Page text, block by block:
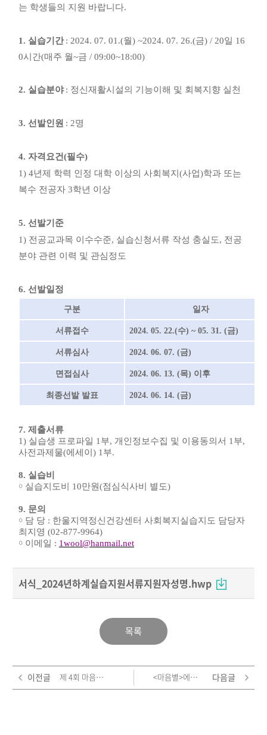
는 학생들의 지원 바랍니다.
1. 실습기간 : 2024. 07. 01.(월) ~2024. 07. 26.(금) / 20일 16
0시간(매주 월~금 / 09:00~18:00)
2. 실습분야 : 정신재활시설의 기능이해 및 회복지향 실천
3. 선발인원 : 2명
4. 자격요건(필수)
1) 4년제 학력 인정 대학 이상의 사회복지 (사업)학과 또는
복수 전공자 3학년 이상
5. 선발기준
1) 전공교과목 이수수준, 실습신청서류 작성 충실도, 전공
분야 관련 이력 및 관심정도
6. 선발일정
구분 일자
서류접수 2024. 05. 22.(수) ~ 05. 31. (금)
서류심사 2024. 06. 07. (금)
면접심사 2024. 06. 13. (목) 이후
최종선발 발표 2024. 06. 14. (금)
7. 제출서류
1) 실습생 프로파일 1 부, 개인정보수집 및 이용동의서 1 부,
사전과제물(에세이 ) 1 부.
8. 실습비
￮ 실습지도비 10만원(점심식사비 별도)
9. 문의
￮ 담 당 : 한울지역정신건강센터 사회복지실습지도 담당자
최지영 (02-877-9964)
￮ 이메일 : 1wool@hanmail.net
서식_2024년하계실습지원서류지원자성명.hwp
목록
이전글 제 4회 마음건강별별이야기 심사 결과 발표 <마음별>에서 당신의 이야기를 기다립니다. 다음글